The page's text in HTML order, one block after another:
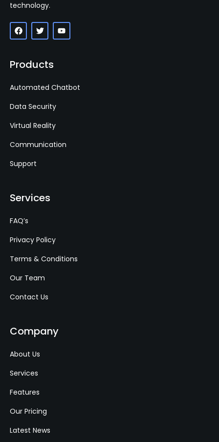
technology.
Products
Automated Chatbot
Data Security
Virtual Reality
Communication
Support
Services
FAQ’s
Privacy Policy
Terms & Conditions
Our Team
Contact Us
Company
About Us
Services
Features
Our Pricing
Latest News